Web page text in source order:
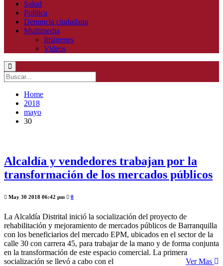
Salud
Política
Denuncia ciudadana
Multimedia
Imágenes
Videos
Home
2018
mayo
30
Alcaldía y vendedores trabajan por la
transformación de los mercados públicos
May 30 2018 06:42 pm 0
La Alcaldía Distrital inició la socialización del proyecto de
rehabilitación y mejoramiento de mercados públicos de Barranquilla
con los beneficiarios del mercado EPM, ubicados en el sector de la
calle 30 con carrera 45, para trabajar de la mano y de forma conjunta
en la transformación de este espacio comercial. La primera
socialización se llevó a cabo con el
Ver Mas